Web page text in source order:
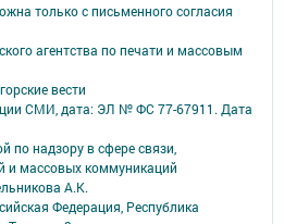
только с письменного согласия
агентства по печати и массовым
вести
СМИ, дата: ЭЛ № ФС 77-67911. Дата
по надзору в сфере связи,
и массовых коммуникаций
А.К.
Федерация, Республика